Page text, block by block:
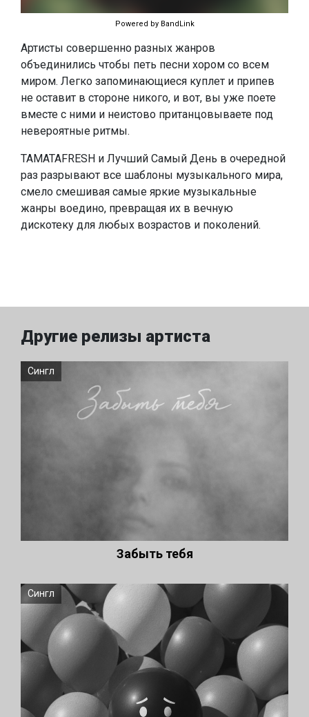
Powered by BandLink
Артисты совершенно разных жанров
объединились чтобы петь песни хором со всем
миром. Легко запоминающиеся куплет и припев
не оставит в стороне никого, и вот, вы уже поете
вместе с ними и неистово пританцовываете под
невероятные ритмы.
TAMATAFRESH и Лучший Самый День в очередной
раз разрывают все шаблоны музыкального мира,
смело смешивая самые яркие музыкальные
жанры воедино, превращая их в вечную
дискотеку для любых возрастов и поколений.
Другие релизы артиста
Сингл
Забыть тебя
Сингл